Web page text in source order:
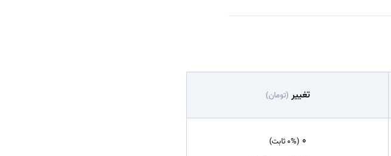
تغییر (تومان)
0 (0% ثابت)